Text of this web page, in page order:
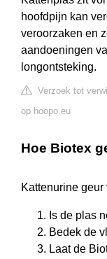
hoofdpijn kan
veroorzaken en
aandoeningen
longontsteking.
Verzoek tot
op hoopo.eu
Hoe Biotex
Kattenurine
Is de plas
Bedek de
Laat de